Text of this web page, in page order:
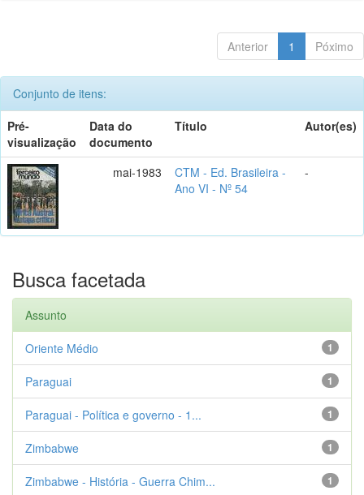
Anterior 1 Póximo
Conjunto de itens:
Pré-
visualização
Data do
documento
Título Autor(es)
mai-1983
CTM - Ed. Brasileira -
Ano VI - Nº 54
-
Busca facetada
Assunto
1
Oriente Médio
1
Paraguai
1
Paraguai - Política e governo - 1...
1
Zimbabwe
1
Zimbabwe - História - Guerra Chim...